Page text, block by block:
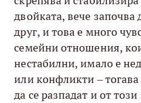
двойката, вече започва
друг, и това е много
семейни отношения,
нестабилни, имало е
или конфликти –
да се разпадат и от